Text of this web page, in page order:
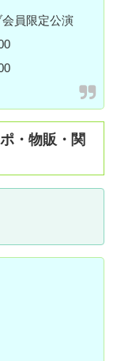
員限定公演
・物販・関